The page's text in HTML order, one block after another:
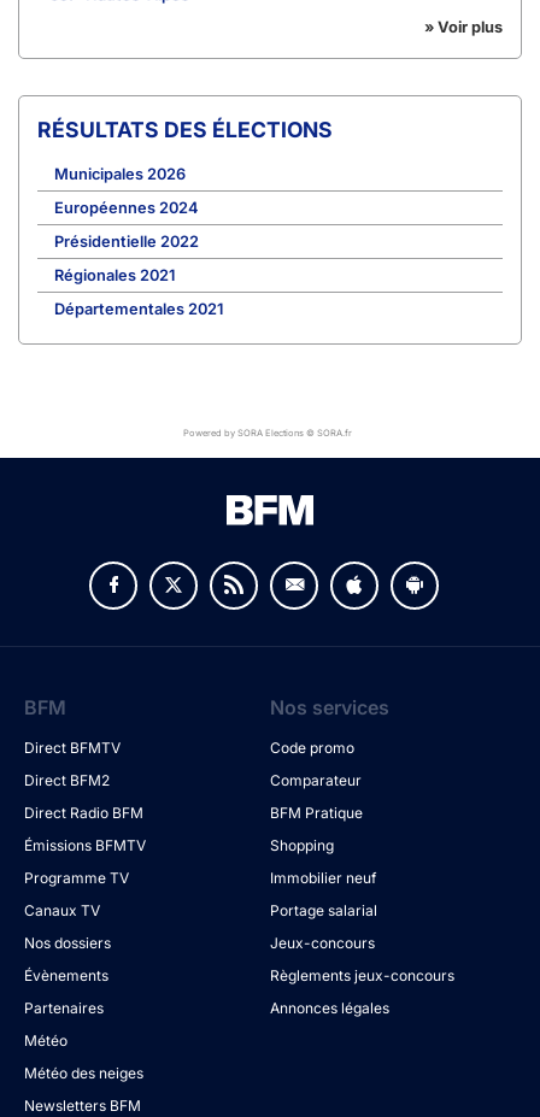
» Voir plus
RÉSULTATS DES ÉLECTIONS
Municipales 2026
Européennes 2024
Présidentielle 2022
Régionales 2021
Départementales 2021
Powered by SORA Elections © SORA.fr
BFM
Direct BFMTV
Direct BFM2
Direct Radio BFM
Émissions BFMTV
Programme TV
Canaux TV
Nos dossiers
Évènements
Partenaires
Météo
Météo des neiges
Newsletters BFM
Nos services
Code promo
Comparateur
BFM Pratique
Shopping
Immobilier neuf
Portage salarial
Jeux-concours
Règlements jeux-concours
Annonces légales